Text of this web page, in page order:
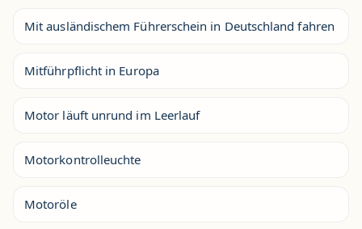
Mit ausländischem Führerschein in Deutschland fahren
Mitführpflicht in Europa
Motor läuft unrund im Leerlauf
Motorkontrolleuchte
Motoröle